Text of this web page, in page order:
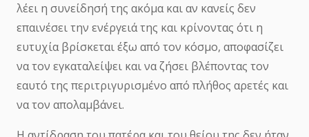
λέει η συνείδησή της ακόμα και αν κανείς δεν
επαινέσει την ενέργειά της και κρίνοντας ότι η
ευτυχία βρίσκεται έξω από τον κόσμο, αποφασίζει
να τον εγκαταλείψει και να ζήσει βλέποντας τον
εαυτό της περιτριγυρισμένο από πλήθος αρετές και
να τον απολαμβάνει.